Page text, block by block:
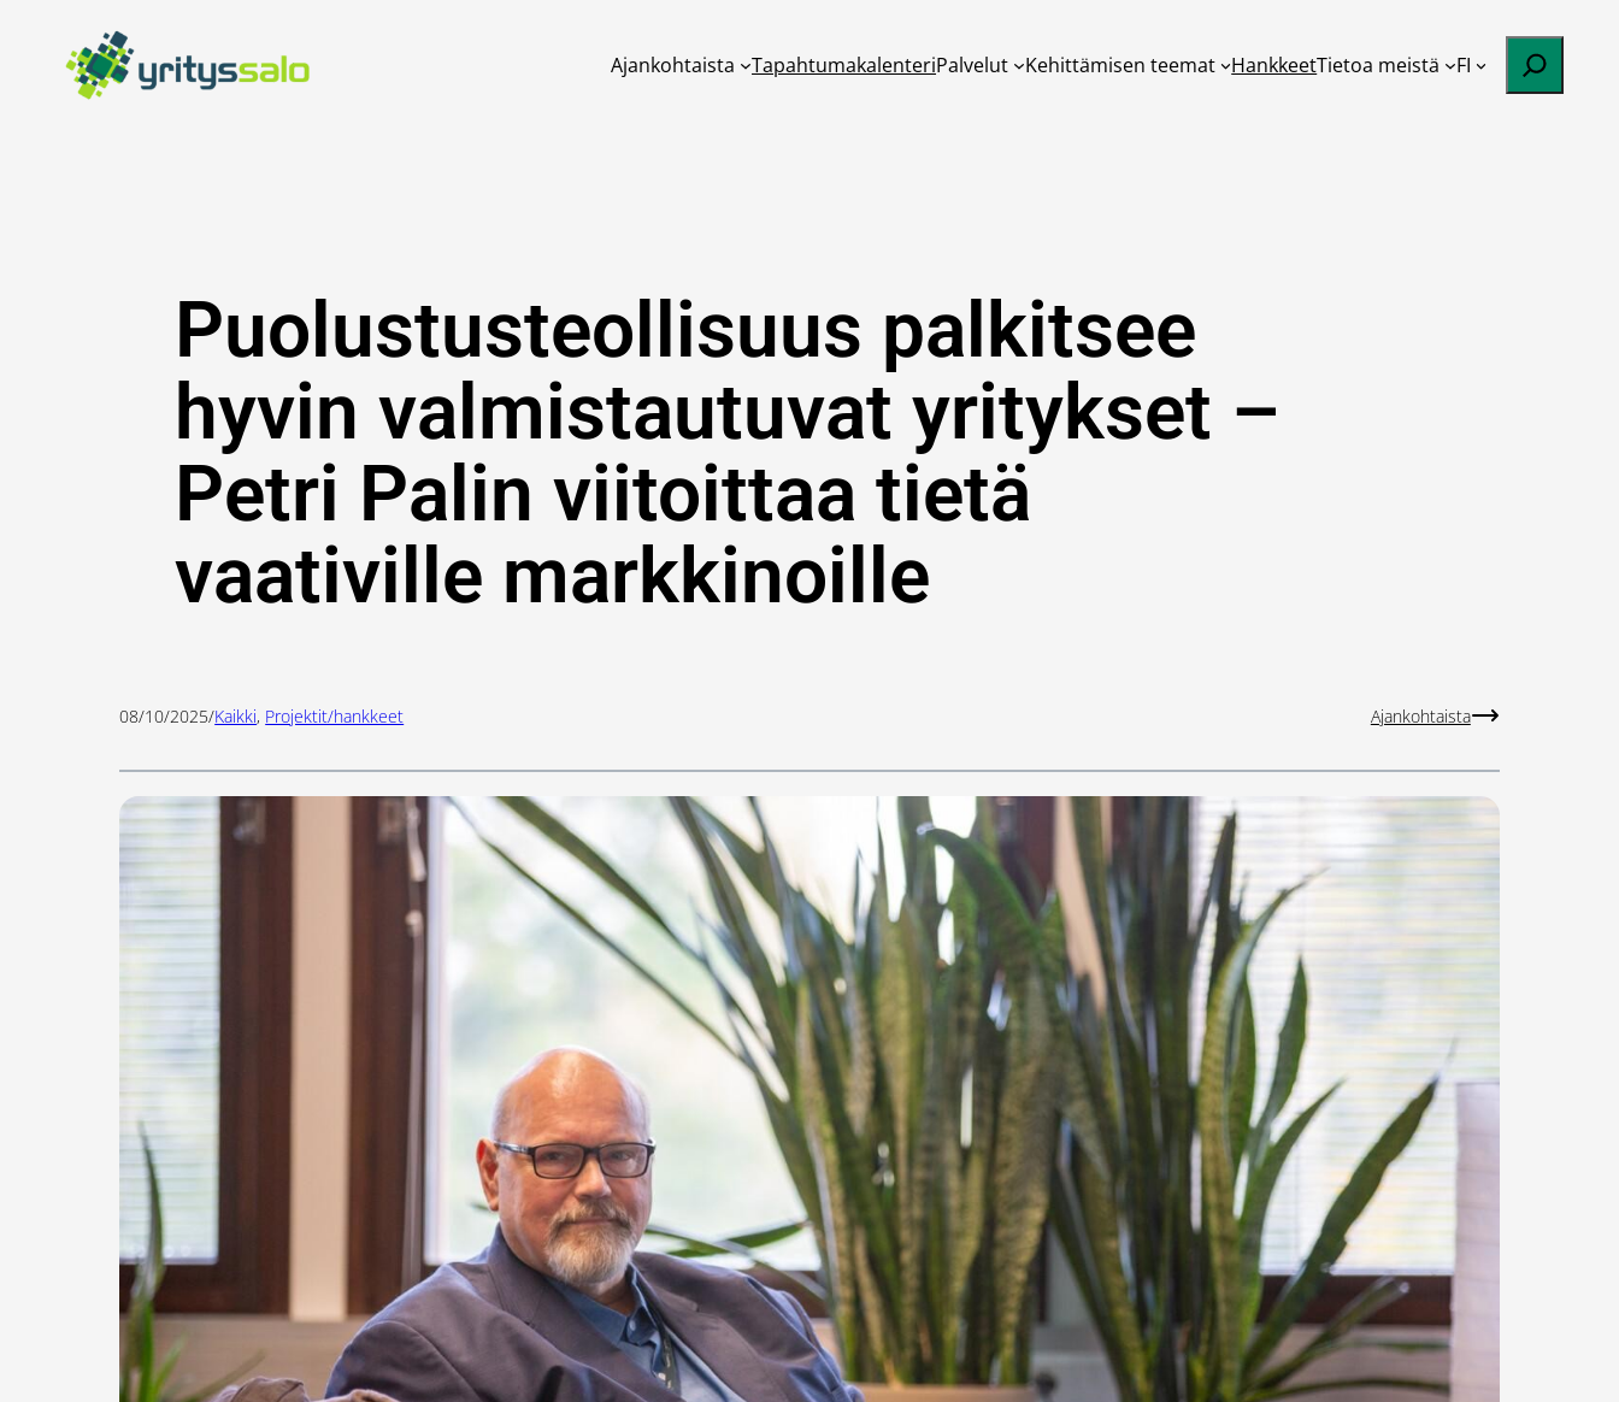
Ajankohtaista TapahtumakalenteriPalvelut Kehittämisen teemat HankkeetTietoa meistä FI Etsi
Puolustusteollisuus palkitsee
hyvin valmistautuvat yritykset –
Petri Palin viitoittaa tietä
vaativille markkinoille
08/10/2025/Kaikki, Projektit/hankkeet Ajankohtaista